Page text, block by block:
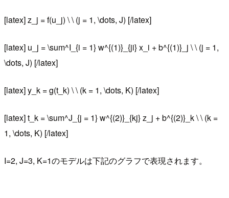
[latex] z_j = f(u_j) \ \ (j = 1, \dots, J) [/latex]
[latex] u_j = \sum^I_{i = 1} w^{(1)}_{ji} x_i + b^{(1)}_j \ \ (j = 1,
\dots, J) [/latex]
[latex] y_k = g(t_k) \ \ (k = 1, \dots, K) [/latex]
[latex] t_k = \sum^J_{j = 1} w^{(2)}_{kj} z_j + b^{(2)}_k \ \ (k =
1, \dots, K) [/latex]
I=2, J=3, K=1のモデルは下記のグラフで表現されます。